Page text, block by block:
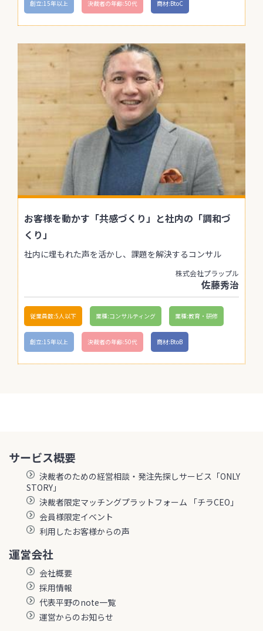
創立:15年以上 決裁者の年齢:50代 商材:BtoC
お客様を動かす「共感づくり」と社内の「調和づ
くり」
社内に埋もれた声を活かし、課題を解決するコンサル
株式会社プラップル
佐藤秀治
従業員数:5人以下 業種:コンサルティング 業種:教育・研修
創立:15年以上 決裁者の年齢:50代 商材:BtoB
サービス概要
決裁者のための経営相談・発注先探しサービス「ONLY
STORY」
決裁者限定マッチングプラットフォーム 「チラCEO」
会員様限定イベント
利用したお客様からの声
運営会社
会社概要
採用情報
代表平野のnote一覧
運営からのお知らせ